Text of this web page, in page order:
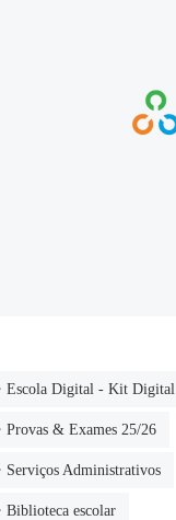
Escola Digital - Kit Digital
Provas & Exames 25/26
Serviços Administrativos
Biblioteca escolar